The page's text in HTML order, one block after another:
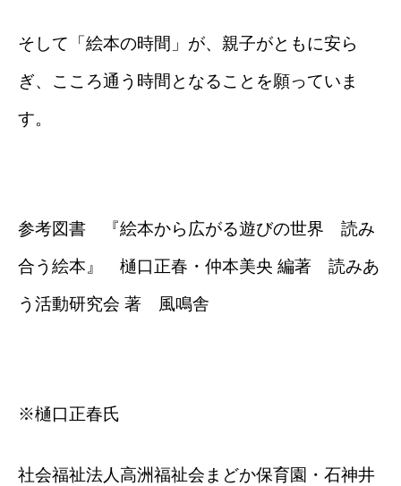
そして「絵本の時間」が、親子がともに安ら
ぎ、こころ通う時間となることを願っていま
す。
参考図書 『絵本から広がる遊びの世界 読み
合う絵本』 樋口正春・仲本美央 編著 読みあ
う活動研究会 著 風鳴舎
※樋口正春氏
社会福祉法人高洲福祉会まどか保育園・石神井